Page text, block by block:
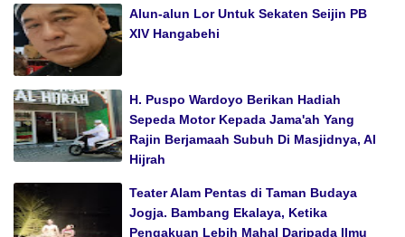
Alun-alun Lor Untuk Sekaten Seijin PB
XIV Hangabehi
H. Puspo Wardoyo Berikan Hadiah
Sepeda Motor Kepada Jama'ah Yang
Rajin Berjamaah Subuh Di Masjidnya, Al
Hijrah
Teater Alam Pentas di Taman Budaya
Jogja. Bambang Ekalaya, Ketika
Pengakuan Lebih Mahal Daripada Ilmu